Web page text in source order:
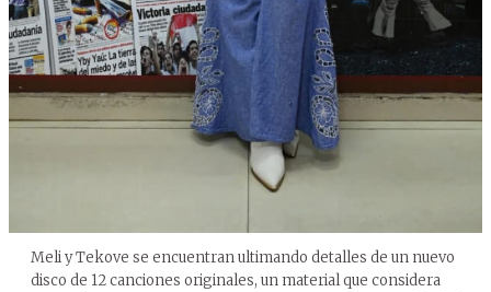
Meli y Tekove se encuentran ultimando detalles de un nuevo
disco de 12 canciones originales, un material que considera